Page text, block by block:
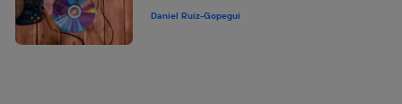
Daniel Ruiz-Gopegui